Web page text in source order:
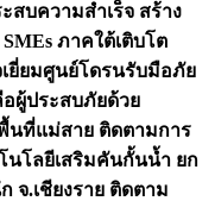
สบความสำเร็จ สร้าง
ภาคใต้เติบโต
เยี่ยมศูนย์โดรนรับมือภัย
อผู้ประสบภัยด้วย
พื้นที่แม่สาย ติดตามการ
นโลยีเสริมคันกั้นน้ำ ยก
จ.เชียงราย ติดตาม